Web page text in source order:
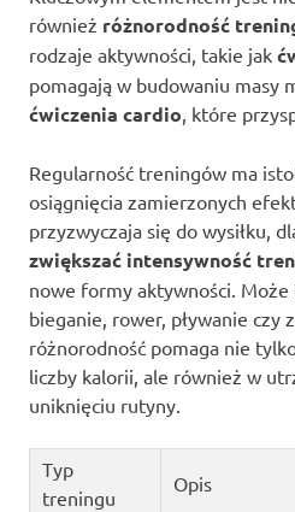
również różnorodność
rodzaje aktywności, takie jak
pomagają w budowaniu masy
ćwiczenia cardio, które
Regularność treningów ma
osiągnięcia zamierzonych
przyzwyczaja się do wysiłku,
zwiększać intensywność
nowe formy aktywności. Może
bieganie, rower, pływanie czy
różnorodność pomaga nie
liczby kalorii, ale również w
uniknięciu rutyny.
Typ
treningu
Opis